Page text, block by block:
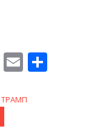
Skype
Email
ΤΡΑΜΠ